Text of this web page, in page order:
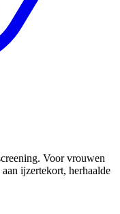
Voor vrouwen
ijzertekort, herhaalde